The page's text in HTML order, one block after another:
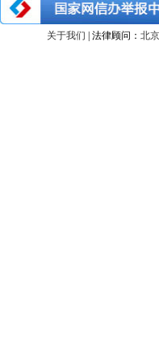
关于我们
| 法律顾问：北